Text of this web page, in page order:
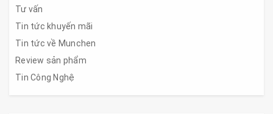
Tư vấn
Tin tức khuyến mãi
Tin tức về Munchen
Review sản phẩm
Tin Công Nghệ